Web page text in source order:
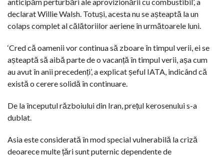
declarat Willie Walsh. Totuși, acesta nu se așteaptă la un
colaps complet al călătoriilor aeriene în următoarele luni.
‘Cred că oamenii vor continua să zboare în timpul verii, ei se
așteaptă să aibă parte de o vacanță în timpul verii, așa cum
au avut în anii precedenți’, a explicat șeful IATA, indicând că
există o cerere solidă în continuare.
De la începutul războiului din Iran, prețul kerosenului s-a
dublat.
Asia este considerată în mod special vulnerabilă la criză
deoarece multe țări sunt puternic dependente de